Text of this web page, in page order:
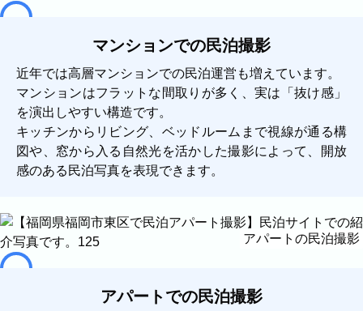
マンションでの民泊撮影
近年では高層マンションでの民泊運営も増えています。
マンションはフラットな間取りが多く、実は「抜け感」
を演出しやすい構造です。
キッチンからリビング、ベッドルームまで視線が通る構
図や、窓から入る自然光を活かした撮影によって、開放
感のある民泊写真を表現できます。
アパートの民泊撮影
アパートでの民泊撮影